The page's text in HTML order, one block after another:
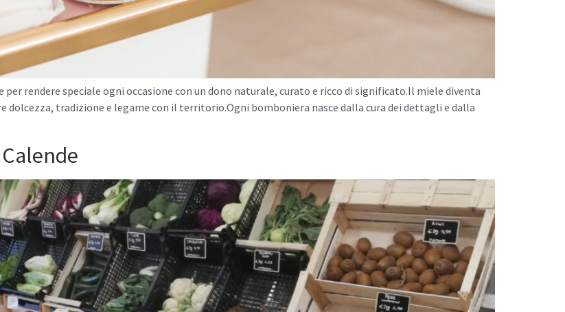
rendere speciale ogni occasione con un dono naturale, curato e ricco di significato.Il miele diventa
tradizione e legame con il territorio.Ogni bomboniera nasce dalla cura dei dettagli e dalla